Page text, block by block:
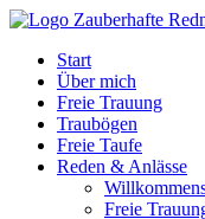
Start
Über mich
Freie Trauung
Traubögen
Freie Taufe
Reden & Anlässe
Freie